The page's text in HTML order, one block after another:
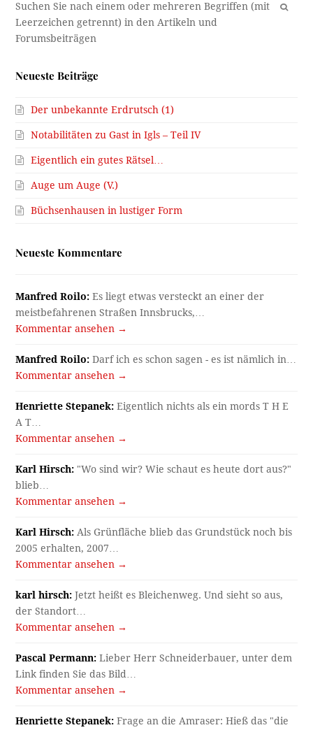
OK
Neueste Beiträge
Der unbekannte Erdrutsch (1)
Notabilitäten zu Gast in Igls – Teil IV
Eigentlich ein gutes Rätsel…
Auge um Auge (V.)
Büchsenhausen in lustiger Form
Neueste Kommentare
Manfred Roilo: Es liegt etwas versteckt an einer der
meistbefahrenen Straßen Innsbrucks,…
Kommentar ansehen →
Manfred Roilo: Darf ich es schon sagen - es ist nämlich in…
Kommentar ansehen →
Henriette Stepanek: Eigentlich nichts als ein mords T H E
A T…
Kommentar ansehen →
Karl Hirsch: "Wo sind wir? Wie schaut es heute dort aus?"
blieb…
Kommentar ansehen →
Karl Hirsch: Als Grünfläche blieb das Grundstück noch bis
2005 erhalten, 2007…
Kommentar ansehen →
karl hirsch: Jetzt heißt es Bleichenweg. Und sieht so aus,
der Standort…
Kommentar ansehen →
Pascal Permann: Lieber Herr Schneiderbauer, unter dem
Link finden Sie das Bild…
Kommentar ansehen →
Henriette Stepanek: Frage an die Amraser: Hieß das "die